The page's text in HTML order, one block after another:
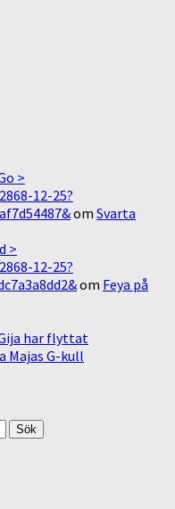
>
12-25?
om Svarta
>
12-25?
om Feya på
har flyttat
Majas G-kull